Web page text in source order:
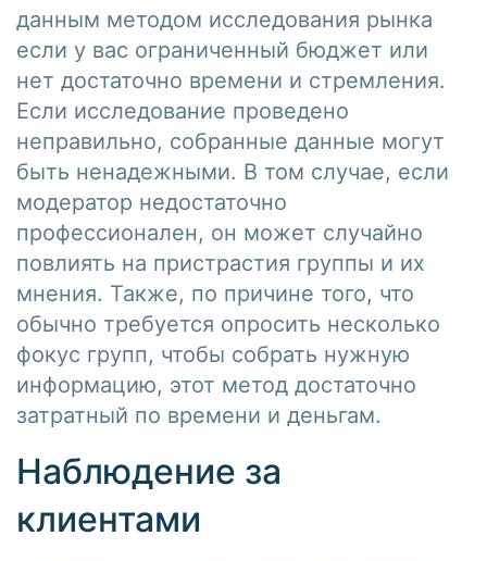
данным методом исследования рынка
если у вас ограниченный бюджет или
нет достаточно времени и стремления.
Если исследование проведено
неправильно, собранные данные могут
быть ненадежными. В том случае, если
модератор недостаточно
профессионален, он может случайно
повлиять на пристрастия группы и их
мнения. Также, по причине того, что
обычно требуется опросить несколько
фокус групп, чтобы собрать нужную
информацию, этот метод достаточно
затратный по времени и деньгам.
Наблюдение за
клиентами